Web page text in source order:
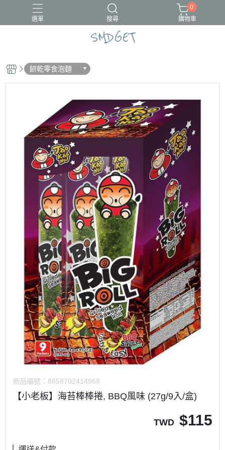
選單 搜尋
#新品上市 CÓCOES
0
購物車
SMDGET
餅乾零食泡麵
商品編號： 8858702414968
【小老板】海苔棒棒捲, BBQ風味 (27g/9入/盒)
TWD $115